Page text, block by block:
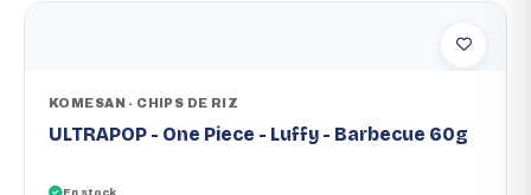
KOMESAN - CHIPS DE RIZ
ULTRAPOP - One Piece - Luffy - Barbecue 60g
En stock